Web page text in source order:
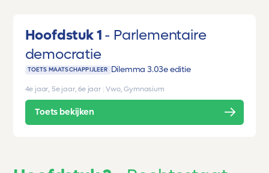
Hoofdstuk 1
Parlementaire
democratie
TOETS MAATSCHAPPIJLEER Dilemma 3.03e editie
4e jaar, 5e jaar, 6e jaar Vwo, Gymnasium
Toets bekijken